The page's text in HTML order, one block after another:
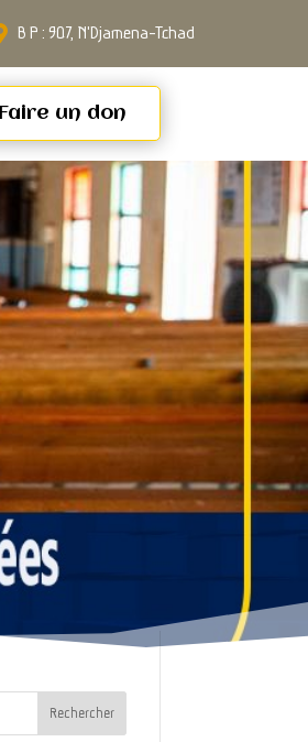
B P : 907, N'Djamena-Tchad
Faire un don